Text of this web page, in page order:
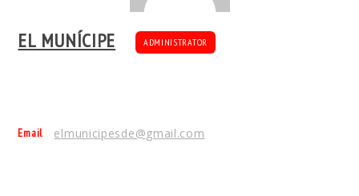
EL MUNÍCIPE ADMINISTRATOR
Email elmunicipesde@gmail.com